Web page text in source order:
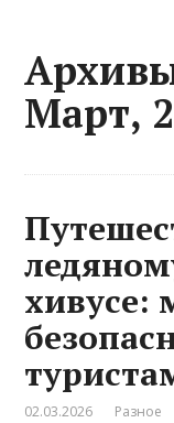
Март,
хивусе:
02.03.2026 Разное